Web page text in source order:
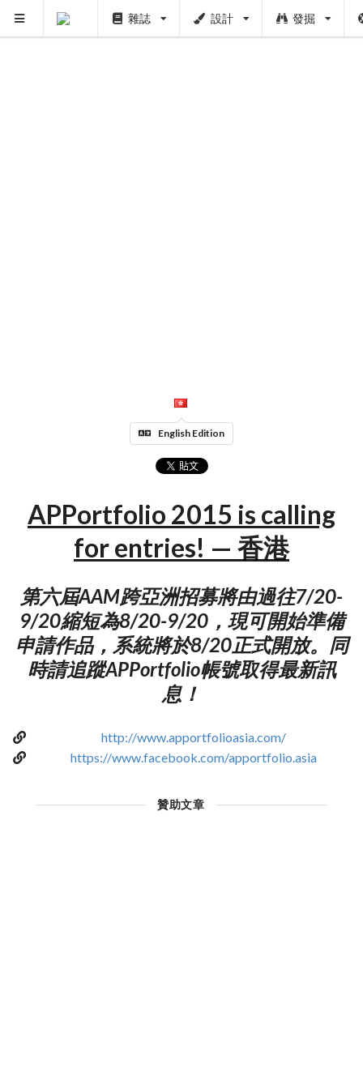
雜誌 設計 發掘
English Edition
APPortfolio 2015 is calling
for entries! — 香港
第六屆AAM跨亞洲招募將由過往7/20-
9/20縮短為8/20-9/20，現可開始準備
申請作品，系統將於8/20正式開放。同
時請追蹤APPortfolio帳號取得最新訊
息！
http://www.apportfolioasia.com/
https://www.facebook.com/apportfolio.asia
贊助文章